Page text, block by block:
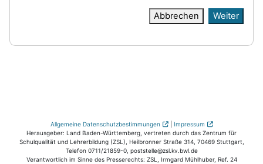
Abbrechen Weiter
Allgemeine Datenschutzbestimmungen | Impressum
Herausgeber: Land Baden-Württemberg, vertreten durch das Zentrum für
Schulqualität und Lehrerbildung (ZSL), Heilbronner Straße 314, 70469 Stuttgart,
Telefon 0711/21859-0, poststelle@zsl.kv.bwl.de
Verantwortlich im Sinne des Presserechts: ZSL, Irmgard Mühlhuber, Ref. 24